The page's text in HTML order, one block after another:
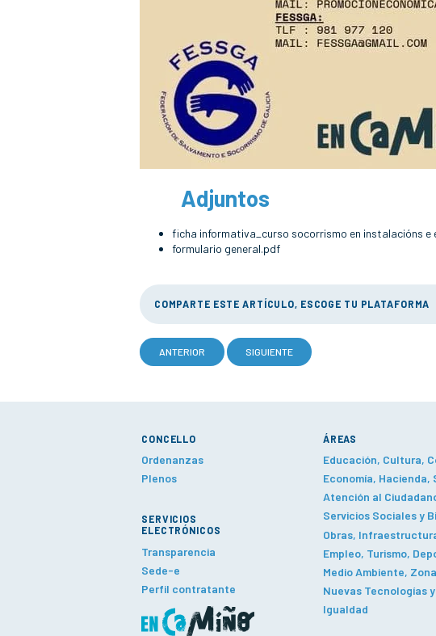
Adjuntos
ficha informativa_curso socorrismo en instalacións
formulario general.pdf
COMPARTE ESTE ARTÍCULO, ESCOGE TU PLATAFORMA
ANTERIOR SIGUIENTE
CONCELLO
Ordenanzas
Plenos
SERVICIOS
ELECTRÓNICOS
Transparencia
Sede-e
Perfil contratante
ÁREAS
Educación, Cultura,
Economía, Hacienda,
Atención al
Servicios Sociales y
Obras,
Empleo, Turismo,
Medio Ambiente,
Nuevas Tecnologías
Igualdad